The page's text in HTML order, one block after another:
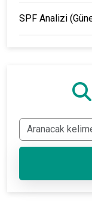
SPF Analizi